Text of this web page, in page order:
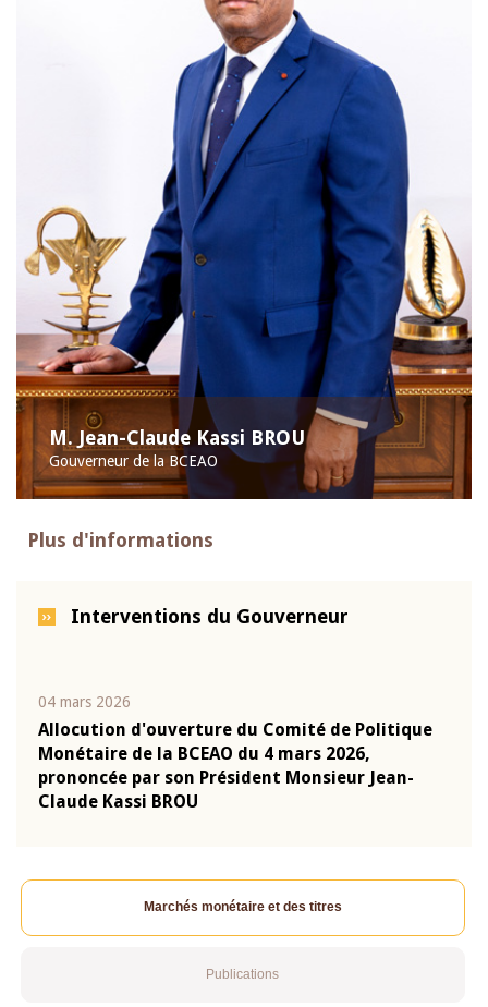
M. Jean-Claude Kassi BROU
Gouverneur de la BCEAO
Plus d'informations
Interventions du Gouverneur
04 mars 2026
Allocution d'ouverture du Comité de Politique
Monétaire de la BCEAO du 4 mars 2026,
prononcée par son Président Monsieur Jean-
Claude Kassi BROU
Marchés monétaire et des titres
Publications